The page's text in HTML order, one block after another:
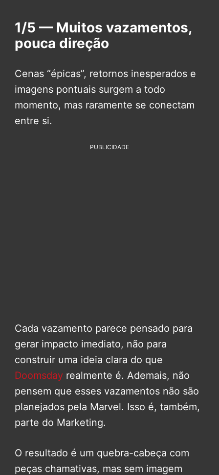
1/5 — Muitos vazamentos,
pouca direção
Cenas “épicas”, retornos inesperados e
imagens pontuais surgem a todo
momento, mas raramente se conectam
entre si.
PUBLICIDADE
Cada vazamento parece pensado para
gerar impacto imediato, não para
construir uma ideia clara do que
Doomsday realmente é. Ademais, não
pensem que esses vazamentos não são
planejados pela Marvel. Isso é, também,
parte do Marketing.
O resultado é um quebra-cabeça com
peças chamativas, mas sem imagem